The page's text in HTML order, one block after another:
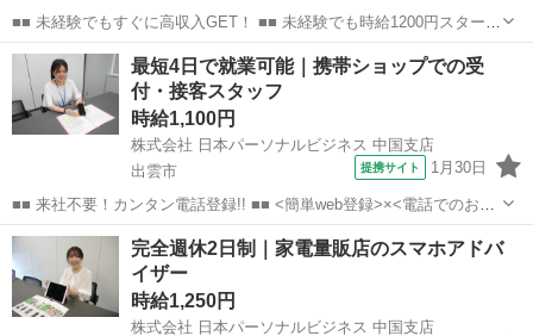
■■ 未経験でもすぐに高収入GET！ ■■ 未経験でも時給1200円スタート
なので、すぐに高収入!! 社員登用制度もあるので、ゆくゆくは社員に
なんてキャリアアップも目指せます!! ■■ 来社不要！カンタン電話登
録!! ■■...
島根 出雲市 店長
最短4日で就業可能｜携帯ショップでの受
付・接客スタッフ
時給1,100円
株式会社 日本パーソナルビジネス 中国支店
出雲市
提携サイト 1月30日
■■ 来社不要！カンタン電話登録!! ■■ <簡単web登録>×<電話でのお仕
事紹介> で、来社なくお仕事探しが可能です♪ 基本情報を入力したら
電話で希望を伝えるだけでOK★ 営業、ラウンダー、事務のお仕事も
あります♪ ご希...
島根 出雲市 店長
完全週休2日制｜家電量販店のスマホアドバ
イザー
時給1,250円
株式会社 日本パーソナルビジネス 中国支店